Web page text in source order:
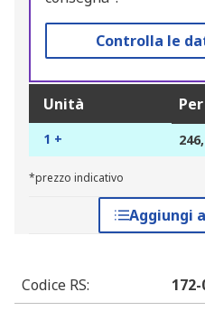
Controlla le
Unità
1 +
*prezzo indicativo
Aggiungi
Codice RS: